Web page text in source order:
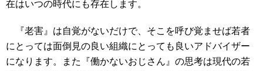
在はいつの時代にも存在します。
『老害』は自覚がないだけで、そこを呼び覚ませば若者
にとっては面倒見の良い組織にとっても良いアドバイザー
になります。また『働かないおじさん』の思考は現代の若